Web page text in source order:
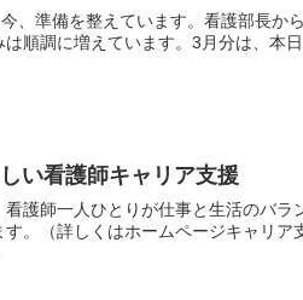
、準備を整えています。看護部長か
は順調に増えています。3月分は、本
い看護師キャリア支援
護師一人ひとりが仕事と生活のバ
す。（詳しくはホームページキャリ